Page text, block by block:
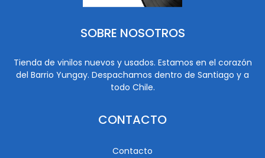
SOBRE NOSOTROS
Tienda de vinilos nuevos y usados. Estamos en el corazón
del Barrio Yungay. Despachamos dentro de Santiago y a
todo Chile.
CONTACTO
Contacto